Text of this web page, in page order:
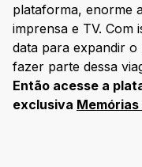
plataforma, enorme
imprensa e TV. Com
data para expandir
fazer parte dessa
Então acesse a
exclusiva